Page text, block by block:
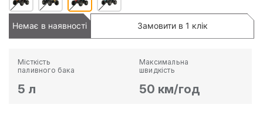
Немає в наявності Замовити в 1 клік
Місткість
паливного бака
5 л
Максимальна
швидкість
50 км/год